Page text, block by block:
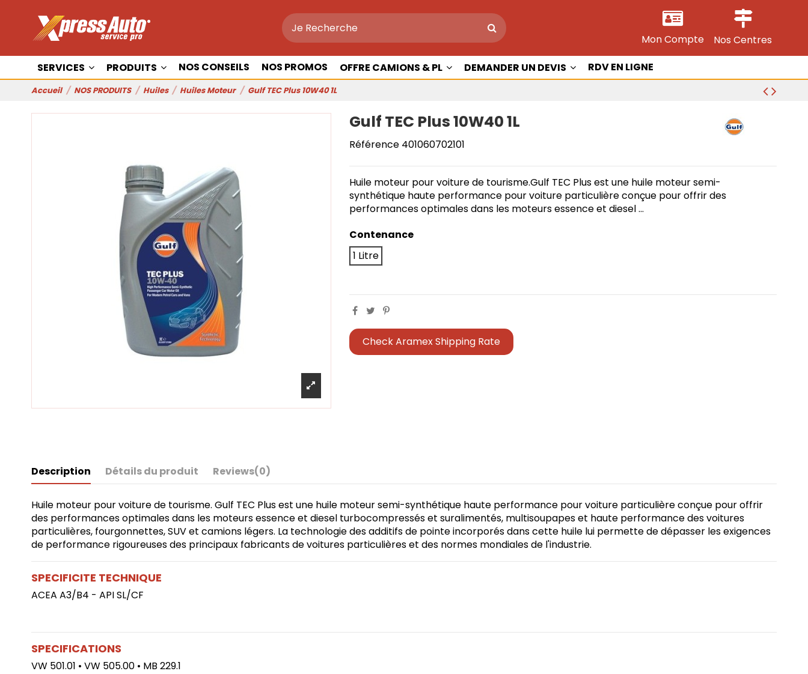
Mon Compte
Nos Centres
SERVICES
PRODUITS NOS CONSEILS NOS PROMOS OFFRE CAMIONS & PL DEMANDER UN DEVIS RDV EN LIGNE
Accueil NOS PRODUITS Huiles Huiles Moteur Gulf TEC Plus 10W40 1L
Gulf TEC Plus 10W40 1L
Référence 401060702101
Huile moteur pour voiture de tourisme.Gulf TEC Plus est une huile moteur semi-
synthétique haute performance pour voiture particulière conçue pour offrir des
performances optimales dans les moteurs essence et diesel …
Contenance
1 Litre
Check Aramex Shipping Rate
Description Détails du produit Reviews(0)
Huile moteur pour voiture de tourisme. Gulf TEC Plus est une huile moteur semi-synthétique haute performance pour voiture particulière conçue pour offrir
des performances optimales dans les moteurs essence et diesel turbocompressés et suralimentés, multisoupapes et haute performance des voitures
particulières, fourgonnettes, SUV et camions légers. La technologie des additifs de pointe incorporés dans cette huile lui permette de dépasser les exigences
de performance rigoureuses des principaux fabricants de voitures particulières et des normes mondiales de l'industrie.
SPECIFICITE TECHNIQUE
ACEA A3/B4 - API SL/CF
SPECIFICATIONS
VW 501.01 • VW 505.00 • MB 229.1